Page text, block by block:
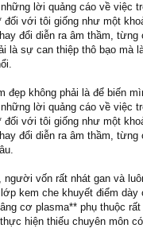
lời quảng cáo về việc
với tôi giống như một
đổi diễn ra âm thầm,
là sự can thiệp thô bạo mà
đẹp không phải là để biến
lời quảng cáo về việc
với tôi giống như một
đổi diễn ra âm thầm,
vốn rất nhát gan và
kem che khuyết điểm
cơ plasma** phụ thuộc
hiện thiếu chuyên môn